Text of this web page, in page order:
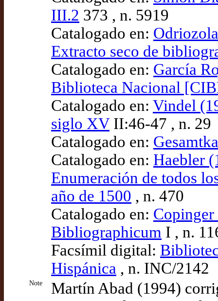
III.2 373 , n. 5919
Catalogado en:
Extracto seco de
Catalogado en: García
Biblioteca Nacional
Catalogado en: Vindel
siglo XVII:46-47 , n. 29
Catalogado en:
Catalogado en: Haebler
Enumeración de todos
año de 1500 , n. 470
Catalogado en:
Bibliographicum I , n.
Facsímil digital:
Hispánica , n. INC/2142
Note
Martín Abad (1994)